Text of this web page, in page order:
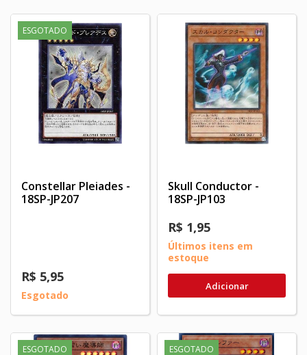
ESGOTADO
Constellar Pleiades -
18SP-JP207
R$ 5,95
Esgotado
Skull Conductor -
18SP-JP103
R$ 1,95
Últimos itens em
estoque
Adicionar
ESGOTADO ESGOTADO